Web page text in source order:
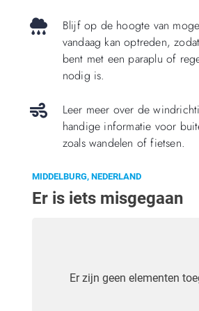
Blijf op de hoogte van
vandaag kan optreden,
bent met een paraplu of
nodig is.
Leer meer over de
handige informatie voor
zoals wandelen of fietsen.